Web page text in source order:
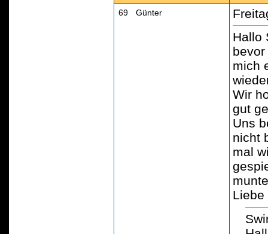
69 Günter
Hallo
mich
Wir
gut
Uns
nicht
mal
Liebe